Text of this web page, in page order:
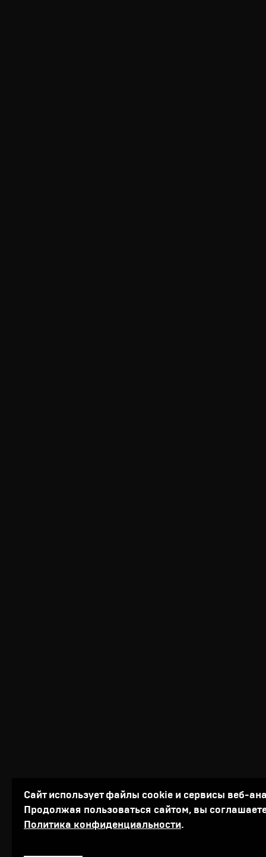
Сайт использует файлы cookie и сервисы веб-
Продолжая пользоваться сайтом, вы
Политика конфиденциальности.